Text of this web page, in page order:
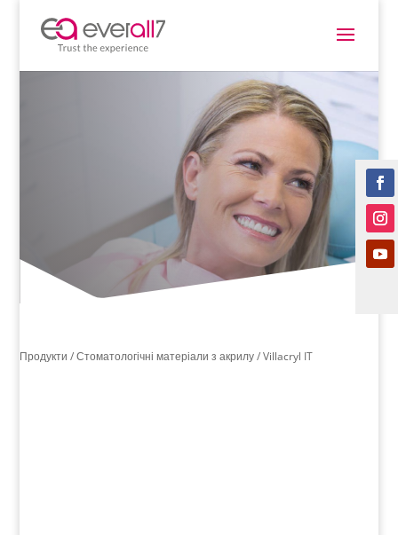
Продукти /Стоматологічні матеріали з акрилу/ Villacryl IT